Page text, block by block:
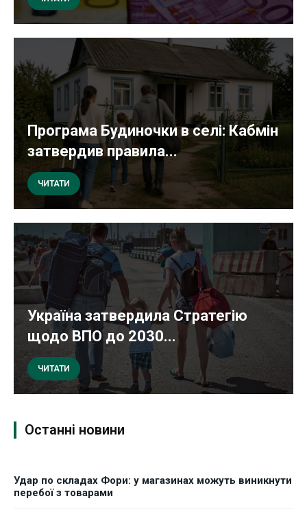
Програма Будиночки в селі: Кабмін
затвердив правила...
ЧИТАТИ
Україна затвердила Стратегію
щодо ВПО до 2030...
ЧИТАТИ
Останні новини
Удар по складах Фори: у магазинах можуть виникнути
перебої з товарами